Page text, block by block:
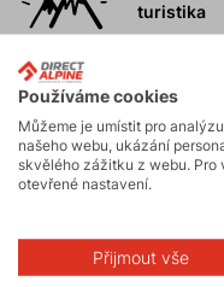
turistika
Biking
Hiking
Fitness
Používáme cookies
Můžeme je umístit pro
našeho webu, ukázání
skvělého zážitku z webu. Pro
otevřené nastavení.
Přijmout vše